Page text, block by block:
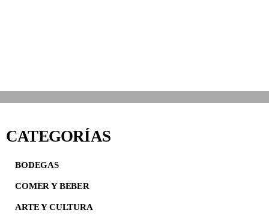
CATEGORÍAS
BODEGAS
COMER Y BEBER
ARTE Y CULTURA